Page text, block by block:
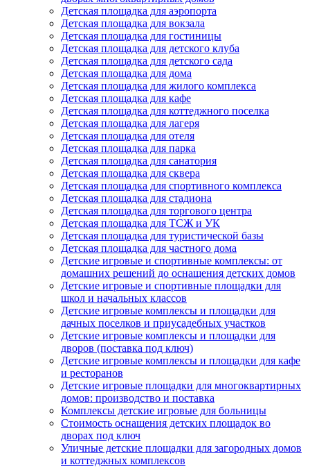
Детская площадка для аэропорта
Детская площадка для вокзала
Детская площадка для гостиницы
Детская площадка для детского клуба
Детская площадка для детского сада
Детская площадка для дома
Детская площадка для жилого комплекса
Детская площадка для кафе
Детская площадка для коттеджного поселка
Детская площадка для лагеря
Детская площадка для отеля
Детская площадка для парка
Детская площадка для санатория
Детская площадка для сквера
Детская площадка для спортивного комплекса
Детская площадка для стадиона
Детская площадка для торгового центра
Детская площадка для ТСЖ и УК
Детская площадка для туристической базы
Детская площадка для частного дома
Детские игровые и спортивные комплексы: от
домашних решений до оснащения детских домов
Детские игровые и спортивные площадки для
школ и начальных классов
Детские игровые комплексы и площадки для
дачных поселков и приусадебных участков
Детские игровые комплексы и площадки для
дворов (поставка под ключ)
Детские игровые комплексы и площадки для кафе
и ресторанов
Детские игровые площадки для многоквартирных
домов: производство и поставка
Комплексы детские игровые для больницы
Стоимость оснащения детских площадок во
дворах под ключ
Уличные детские площадки для загородных домов
и коттеджных комплексов